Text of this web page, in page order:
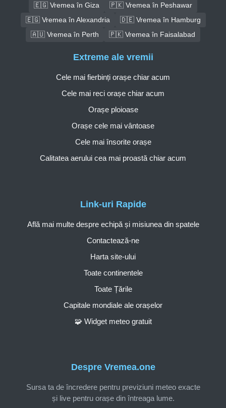
🇪🇬 Vremea în Giza
🇵🇰 Vremea în Peshawar
🇪🇬 Vremea în Alexandria
🇩🇪 Vremea în Hamburg
🇦🇺 Vremea în Perth
🇵🇰 Vremea în Faisalabad
Despre Vremea.one
Sursa ta de încredere pentru previziuni meteo exacte
și live pentru orașe din întreaga lume.
Link-uri Rapide
Află mai multe despre echipă și misiunea din spatele
Contactează-ne
Harta site-ului
Toate continentele
Toate Țările
Capitale mondiale ale orașelor
🧩 Widget meteo gratuit
Extreme ale vremii
Cele mai fierbinți orașe chiar acum
Cele mai reci orașe chiar acum
Orașe ploioase
Orașe cele mai vântoase
Cele mai însorite orașe
Calitatea aerului cea mai proastă chiar acum